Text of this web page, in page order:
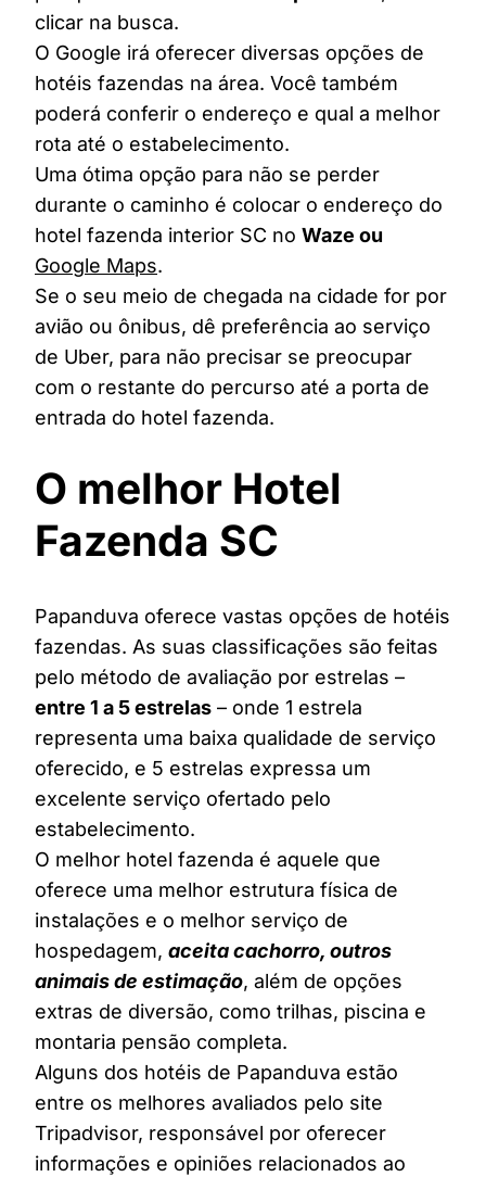
clicar na busca.
O Google irá oferecer diversas opções de
hotéis fazendas na área. Você também
poderá conferir o endereço e qual a melhor
rota até o estabelecimento.
Uma ótima opção para não se perder
durante o caminho é colocar o endereço do
hotel fazenda interior SC no Waze ou
Google Maps.
Se o seu meio de chegada na cidade for por
avião ou ônibus, dê preferência ao serviço
de Uber, para não precisar se preocupar
com o restante do percurso até a porta de
entrada do hotel fazenda.
O melhor Hotel
Fazenda SC
Papanduva oferece vastas opções de hotéis
fazendas. As suas classificações são feitas
pelo método de avaliação por estrelas –
entre 1 a 5 estrelas – onde 1 estrela
representa uma baixa qualidade de serviço
oferecido, e 5 estrelas expressa um
excelente serviço ofertado pelo
estabelecimento.
O melhor hotel fazenda é aquele que
oferece uma melhor estrutura física de
instalações e o melhor serviço de
hospedagem, aceita cachorro, outros
animais de estimação, além de opções
extras de diversão, como trilhas, piscina e
montaria pensão completa.
Alguns dos hotéis de Papanduva estão
entre os melhores avaliados pelo site
Tripadvisor, responsável por oferecer
informações e opiniões relacionados ao